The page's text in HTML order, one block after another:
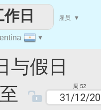
假日
至 周 52
▼
作日 雇员 ▼